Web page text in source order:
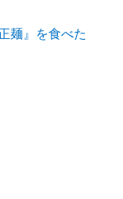
麺』を食べた